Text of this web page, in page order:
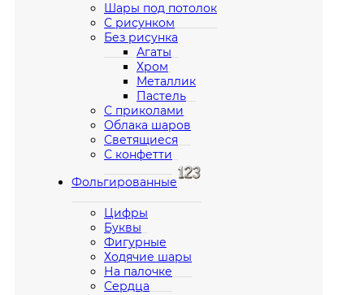
Шары под потолок
С рисунком
Без рисунка
Агаты
Хром
Металлик
Пастель
С приколами
Облака шаров
Светящиеся
С конфетти
Фольгированные
Цифры
Буквы
Фигурные
Ходячие шары
На палочке
Сердца